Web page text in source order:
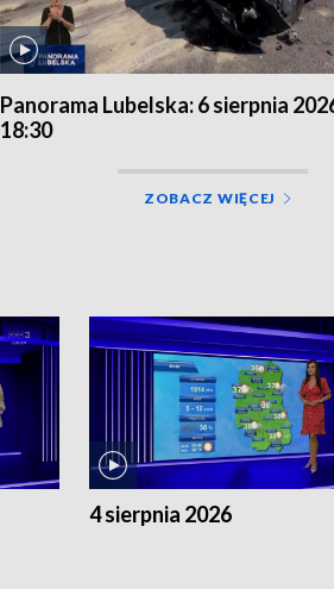
Panorama Lubelska: 6 sierpnia
18:30
ZOBACZ WIĘCEJ
4 sierpnia 2026